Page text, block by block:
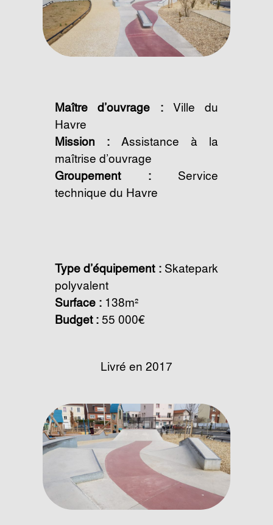
Maître d’ouvrage :Ville du
Havre
Mission : Assistance à la
maîtrise d’ouvrage
Groupement :Service
technique du Havre
Type d’équipement :Skatepark
polyvalent
Surface : 138m²
Budget :55 000€
Livré en 2017